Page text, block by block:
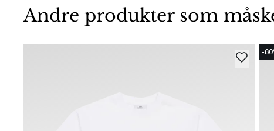
Andre produkter som
-